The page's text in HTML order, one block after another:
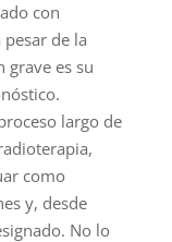
con
de la
grave es su
largo de
como
y, desde
No lo